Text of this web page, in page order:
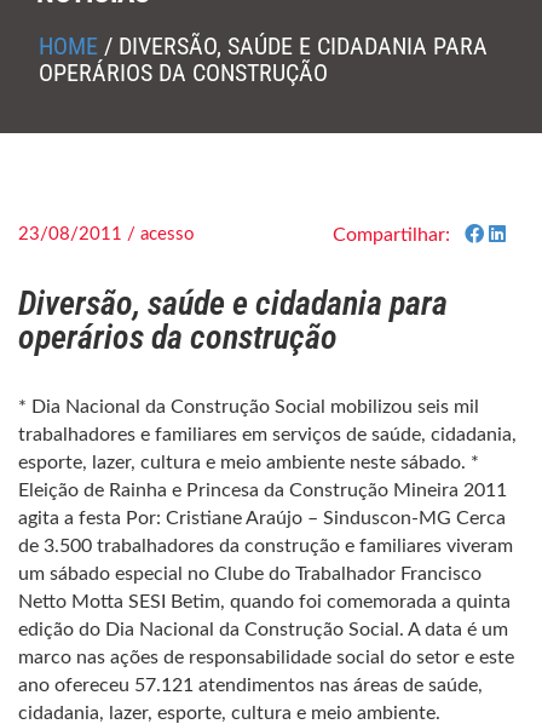
HOME / DIVERSÃO, SAÚDE E CIDADANIA PARA
OPERÁRIOS DA CONSTRUÇÃO
23/08/2011 / acesso Compartilhar:
Diversão, saúde e cidadania para
operários da construção
* Dia Nacional da Construção Social mobilizou seis mil
trabalhadores e familiares em serviços de saúde, cidadania,
esporte, lazer, cultura e meio ambiente neste sábado. *
Eleição de Rainha e Princesa da Construção Mineira 2011
agita a festa Por: Cristiane Araújo – Sinduscon-MG Cerca
de 3.500 trabalhadores da construção e familiares viveram
um sábado especial no Clube do Trabalhador Francisco
Netto Motta SESI Betim, quando foi comemorada a quinta
edição do Dia Nacional da Construção Social. A data é um
marco nas ações de responsabilidade social do setor e este
ano ofereceu 57.121 atendimentos nas áreas de saúde,
cidadania, lazer, esporte, cultura e meio ambiente.